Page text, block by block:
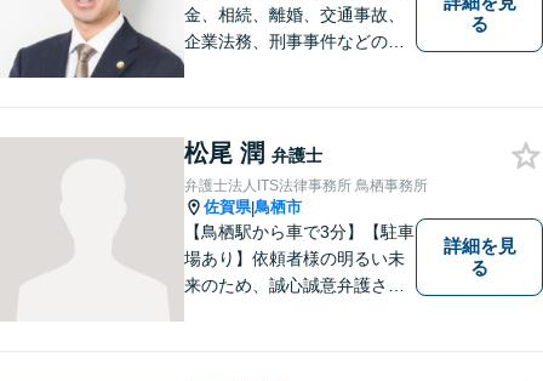
金、相続、離婚、交通事故、
企業法務、刑事事件などのご
なリーガルサービスを提供い
たします。
る
松尾 潤 弁護士
弁護士法人ITS法律事務所 鳥栖事務所
佐賀県|鳥栖市
【鳥栖駅から車で3分】【駐車
場あり】依頼者様の明るい未
来のため、誠心誠意弁護させ
詳細を見
る